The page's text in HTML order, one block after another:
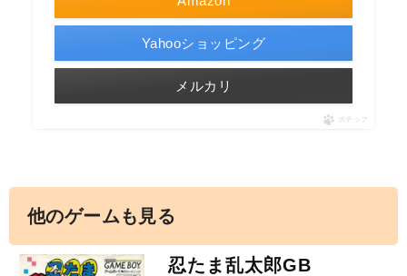
Yahooショッピング
メルカリ
ポチップ
他のゲームも見る
忍たま乱太郎GB